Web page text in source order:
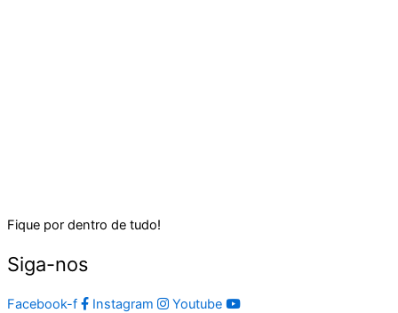
Fique por dentro de tudo!
Siga-nos
Facebook-f Instagram Youtube